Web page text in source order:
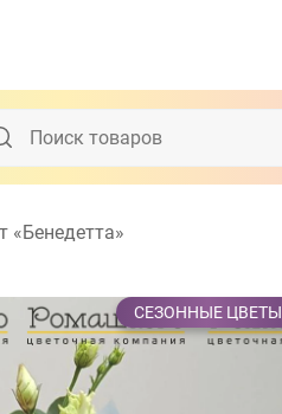
«Бенедетта»
СЕЗОННЫЕ ЦВЕТЫ